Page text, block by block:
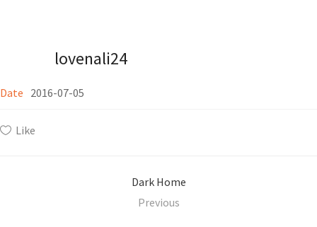
lovenali24
Date 2016-07-05
Like
Dark Home
Previous